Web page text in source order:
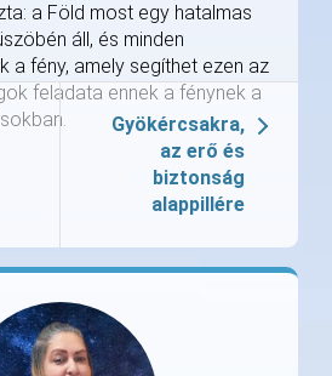
a Föld most egy hatalmas
áll, és minden
a fény, amely segíthet ezen az
feladata ennek a fénynek a
Gyökércsakra,
az erő és
biztonság
alappillére